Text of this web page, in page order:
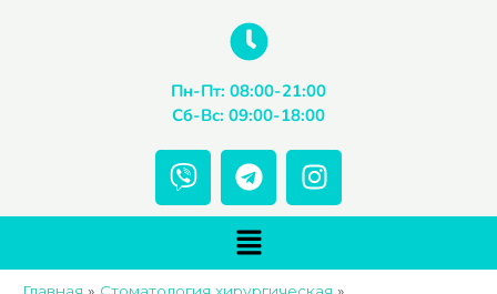
Пн-Пт: 08:00-21:00
Сб-Вс: 09:00-18:00
V
i
b
r
T
e
l
e
g
I
n
s
a
Меню